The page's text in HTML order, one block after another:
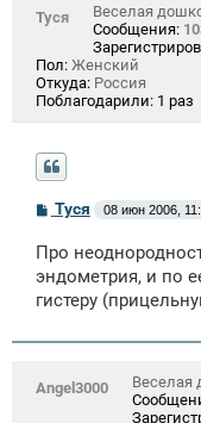
Туся
Веселая
Сообщения:
Пол: Женский
Откуда: Россия
Поблагодарили: 1 раз
С
о
б
щ
е
н
е
Туся 08 июн 2006,
Про
эндометрия, и по
гистеру
Angel3000
Веселая